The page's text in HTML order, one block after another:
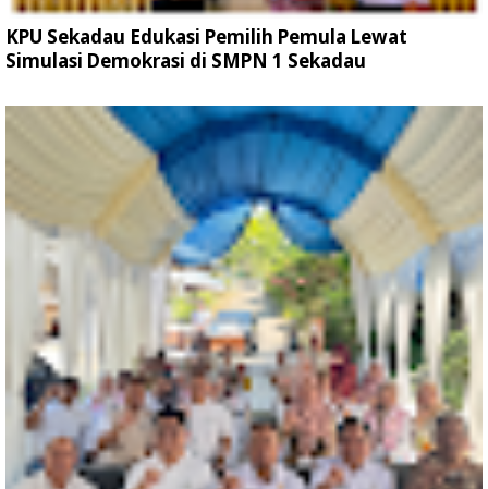
KPU Sekadau Edukasi Pemilih Pemula Lewat
Simulasi Demokrasi di SMPN 1 Sekadau